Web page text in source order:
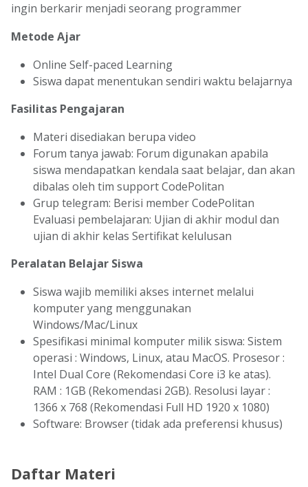
ingin berkarir menjadi seorang programmer
Metode Ajar
Online Self-paced Learning
Siswa dapat menentukan sendiri waktu belajarnya
Fasilitas Pengajaran
Materi disediakan berupa video
Forum tanya jawab: Forum digunakan apabila
siswa mendapatkan kendala saat belajar, dan akan
dibalas oleh tim support CodePolitan
Grup telegram: Berisi member CodePolitan
Evaluasi pembelajaran: Ujian di akhir modul dan
ujian di akhir kelas Sertifikat kelulusan
Peralatan Belajar Siswa
Siswa wajib memiliki akses internet melalui
komputer yang menggunakan
Windows/Mac/Linux
Spesifikasi minimal komputer milik siswa: Sistem
operasi : Windows, Linux, atau MacOS. Prosesor :
Intel Dual Core (Rekomendasi Core i3 ke atas).
RAM : 1GB (Rekomendasi 2GB). Resolusi layar :
1366 x 768 (Rekomendasi Full HD 1920 x 1080)
Software: Browser (tidak ada preferensi khusus)
Daftar Materi